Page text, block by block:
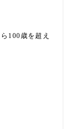
100歳を超え